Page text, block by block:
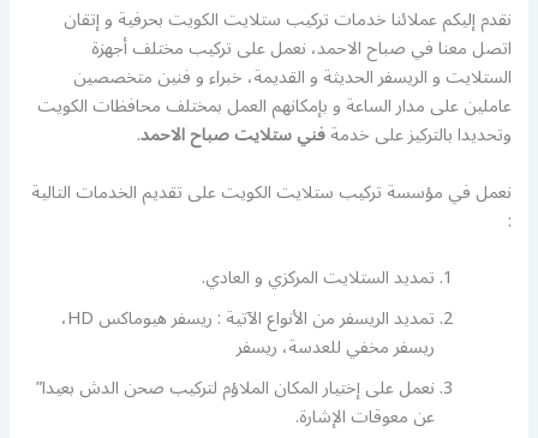
نقدم إليكم عملائنا خدمات تركيب ستلايت الكويت بحرفية و إتقان
اتصل معنا في صباح الاحمد، نعمل على تركيب مختلف أجهزة
الستلايت و الريسفر الحديثة و القديمة، خبراء و فنين متخصصين
عاملين على مدار الساعة و بإمكانهم العمل بمختلف محافظات الكويت
وتحديدا بالتركيز على خدمةفني ستلايت صباح الاحمد.
نعمل في مؤسسة تركيب ستلايت الكويت على تقديم الخدمات التالية
:
تمديد الستلايت المركزي و العادي.
تمديد الريسفر من الأنواع الآتية : ريسفر هيوماكس HD،
ريسفر مخفي للعدسة، ريسفر
نعمل على إختيار المكان الملاؤم لتركيب صحن الدش بعيدا”
عن معوقات الإشارة.